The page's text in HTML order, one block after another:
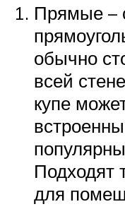
Прямые –
обычно
всей
купе
для